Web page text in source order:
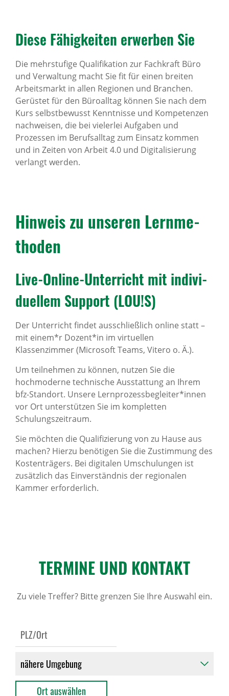
Diese Fähig­keiten erwerben Sie
Die mehrstufige Qualifikation zur Fachkraft Büro
und Verwaltung macht Sie fit für einen breiten
Arbeitsmarkt in allen Regionen und Branchen.
Gerüstet für den Büroalltag können Sie nach dem
Kurs selbstbewusst Kenntnisse und Kompetenzen
nachweisen, die bei vielerlei Aufgaben und
Prozessen im Berufsalltag zum Einsatz kommen
und in Zeiten von Arbeit 4.0 und Digitalisierung
verlangt werden.
Hinweis zu unseren Lern­me­
thoden
Live-Online-Unter­richt mit indi­vi­
du­ellem Support (LOU!S)
Der Unterricht findet ausschließlich online statt –
mit einem*r Dozent*in im virtuellen
Klassenzimmer (Microsoft Teams, Vitero o. Ä.).
Um teilnehmen zu können, nutzen Sie die
hochmoderne technische Ausstattung an Ihrem
bfz-Standort. Unsere Lernprozessbegleiter*innen
vor Ort unterstützen Sie im kompletten
Schulungszeitraum.
Sie möchten die Qualifizierung von zu Hause aus
machen? Hierzu benötigen Sie die Zustimmung des
Kostenträgers. Bei digitalen Umschulungen ist
zusätzlich das Einverständnis der regionalen
Kammer erforderlich.
TERMINE UND KONTAKT
Zu viele Treffer? Bitte grenzen Sie Ihre Auswahl ein.